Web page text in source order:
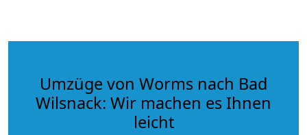
Umzüge von Worms nach Bad
Wilsnack: Wir machen es Ihnen
leicht